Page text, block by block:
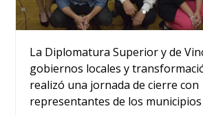
La Diplomatura Superior y de
gobiernos locales y
realizó una jornada de cierre con
representantes de los municipios